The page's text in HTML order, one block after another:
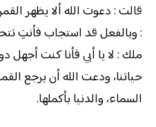
قالت : دعوت الله ألا يظهر
: وبالفعل قد استجاب فأنتِ
ملك : لا يا أبي فأنا كنت أجهل
حياتنا، ودعت الله أن يرجع
السماء، والدنيا بأكملها.